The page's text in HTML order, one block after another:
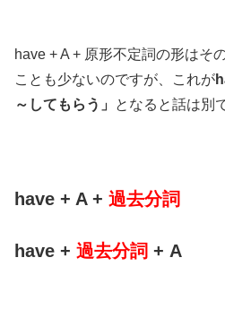
have + A + 原形不定詞の形はそ
ことも少ないのですが、これが
～してもらう」
となると話は別
have + A + 過去分詞
have + 過去分詞 + A